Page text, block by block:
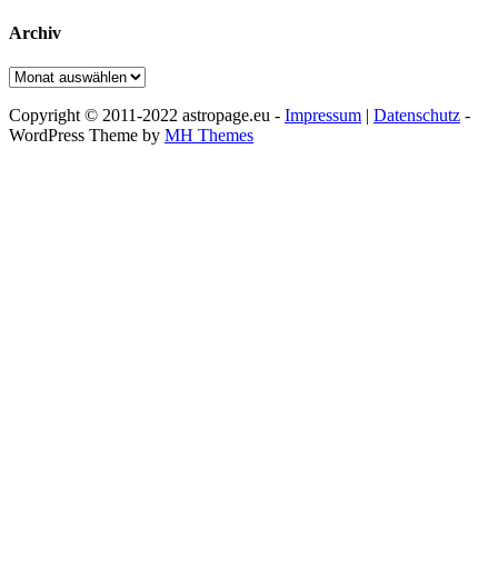
Archiv
Archiv
Copyright © 2011-2022 astropage.eu - Impressum | Datenschutz -
WordPress Theme by MH Themes